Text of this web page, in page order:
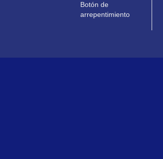
Botón de
arrepentimiento